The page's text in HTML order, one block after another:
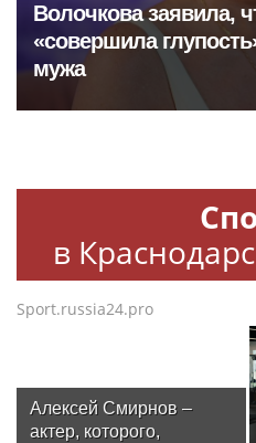
Волочкова заявила,
«совершила
мужа
в
Sport.russia24.pro
Алексей Смирнов –
актер, которого,